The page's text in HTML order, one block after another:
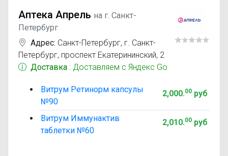
Аптека Апрель на г. Санкт-
Петербург
Адрес: Санкт-Петербург, г. Санкт-
Петербург, проспект Екатерининский, 2
Доставка : Доставляем с Яндекс Go
Витрум Ретинорм капсулы
№90
2,000.00руб
Витрум Иммунактив
таблетки №60
2,010.00руб